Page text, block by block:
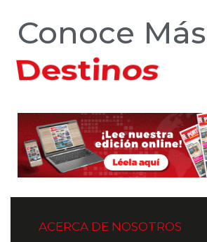
Conoce Más
Hoteles
ACERCA DE NOSOTROS